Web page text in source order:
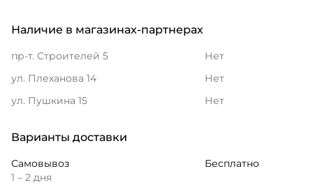
Наличие в магазинах-партнерах
пр-т. Строителей 5
Нет
ул. Плеханова 14
Нет
ул. Пушкина 15
Нет
Варианты доставки
Самовывоз
1 – 2 дня
Бесплатно